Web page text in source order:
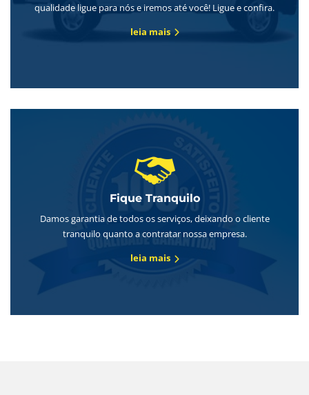
qualidade ligue para nós e iremos até você! Ligue e confira.
leia mais
Fique Tranquilo
Damos garantia de todos os serviços, deixando o cliente
tranquilo quanto a contratar nossa empresa.
leia mais